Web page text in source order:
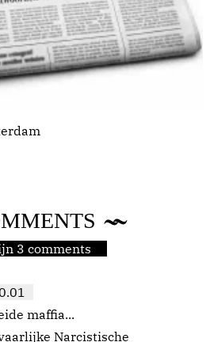
3 comments
maffia...
Narcistische